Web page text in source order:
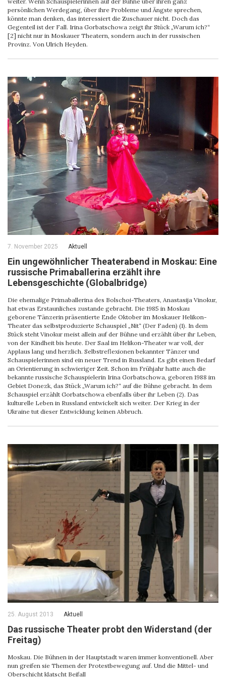
persönlichen Werdegang, über ihre Probleme und Ängste sprechen,
könnte man denken, das interessiert die Zuschauer nicht. Doch das
Gegenteil ist der Fall. Irina Gorbatschowa zeigt ihr Stück „Warum ich?“
[2] nicht nur in Moskauer Theatern, sondern auch in der russischen
Provinz. Von Ulrich Heyden.
7. November 2025 Aktuell
Ein ungewöhnlicher Theaterabend in Moskau: Eine
russische Primaballerina erzählt ihre
Lebensgeschichte (Globalbridge)
Die ehemalige Primaballerina des Bolschoi-Theaters, Anastasija Vinokur,
hat etwas Erstaunliches zustande gebracht. Die 1985 in Moskau
geborene Tänzerin präsentierte Ende Oktober im Moskauer Helikon-
Theater das selbstproduzierte Schauspiel „Nit“ (Der Faden) (1). In dem
Stück steht Vinokur meist allein auf der Bühne und erzählt über ihr Leben,
von der Kindheit bis heute. Der Saal im Helikon-Theater war voll, der
Applaus lang und herzlich. Selbstreflexionen bekannter Tänzer und
Schauspielerinnen sind ein neuer Trend in Russland. Es gibt einen Bedarf
an Orientierung in schwieriger Zeit. Schon im Frühjahr hatte auch die
bekannte russische Schauspielerin Irina Gorbatschowa, geboren 1988 im
Gebiet Donezk, das Stück „Warum ich?“ auf die Bühne gebracht. In dem
Schauspiel erzählt Gorbatschowa ebenfalls über ihr Leben (2). Das
kulturelle Leben in Russland entwickelt sich weiter. Der Krieg in der
Ukraine tut dieser Entwicklung keinen Abbruch.
25. August 2013 Aktuell
Das russische Theater probt den Widerstand (der
Freitag)
Moskau. Die Bühnen in der Hauptstadt waren immer konventionell. Aber
nun greifen sie Themen der Protestbewegung auf. Und die Mittel- und
Oberschicht klatscht Beifall